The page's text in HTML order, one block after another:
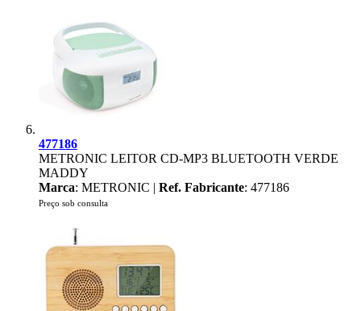
477186
METRONIC LEITOR CD-MP3 BLUETOOTH VERDE
MADDY
Marca: METRONIC | Ref. Fabricante: 477186
Preço sob consulta